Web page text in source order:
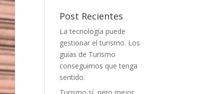
Post Recientes
La tecnología puede
gestionar el turismo. Los
guías de Turismo
conseguimos que tenga
sentido.